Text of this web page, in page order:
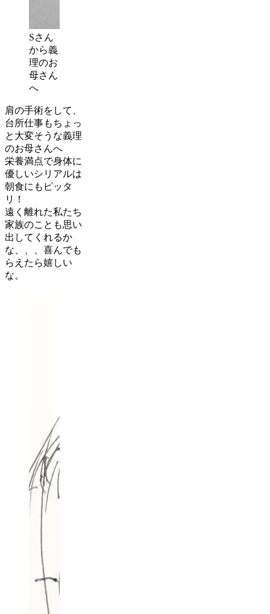
Sさん
から義
理のお
母さん
へ
肩の手術をして、
台所仕事もちょっ
と大変そうな義理
のお母さんへ
栄養満点で身体に
優しいシリアルは
朝食にもピッタ
リ！
遠く離れた私たち
家族のことも思い
出してくれるか
な、、、喜んでも
らえたら嬉しい
な。